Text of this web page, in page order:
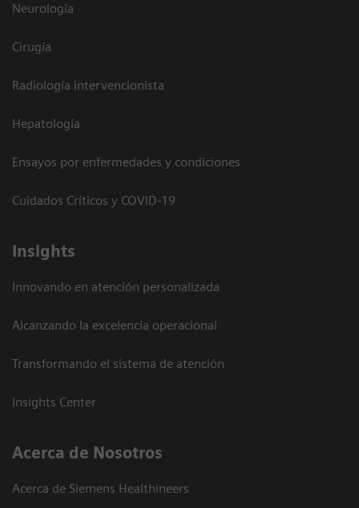
Neurología
Cirugía
Radiología intervencionista
Hepatología
Ensayos por enfermedades y condiciones
Cuidados Críticos y COVID-19
Insights
Innovando en atención personalizada
Alcanzando la excelencia operacional
Transformando el sistema de atención
Insights Center
Acerca de Nosotros
Acerca de Siemens Healthineers